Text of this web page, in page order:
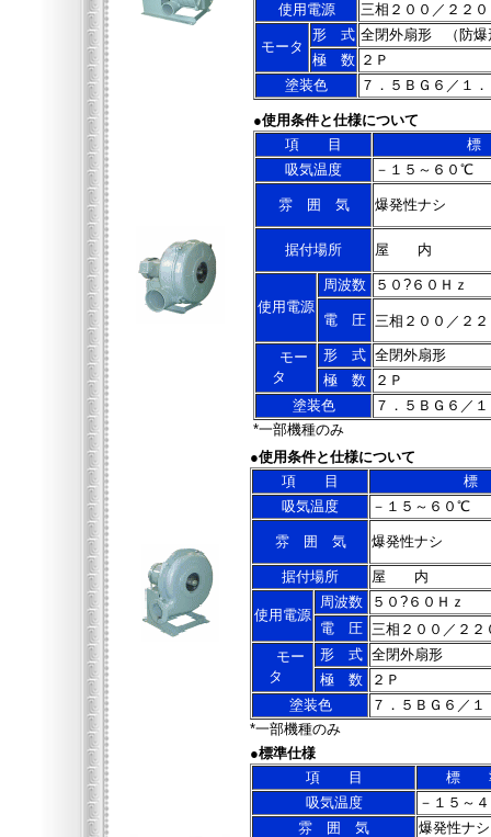
使用電源
三相２００／２２
モータ
形 式 全閉外扇形
（防
極 数 ２Ｐ
塗装色
７．５ＢＧ６／１
●使用条件と仕様について
項 目
吸気温度
－１５～６０℃
雰 囲 気 爆発性ナシ
据付場所 屋 内
使用電源
周波数 ５０?６０Ｈｚ
電 圧 三相２００／２
モー
タ
形 式 全閉外扇形
極 数
２Ｐ
塗装色
７．５ＢＧ６／
*一部機種のみ
●使用条件と仕様について
項 目
吸気温度
－１５～６０℃
雰 囲 気 爆発性ナシ
据付場所 屋 内
使用電源
周波数
５０?６０Ｈｚ
電 圧 三相２００／２２
モー
タ
形 式 全閉外扇形
極 数
２Ｐ
塗装色
７．５ＢＧ６／１
*一部機種のみ
●標準仕様
項 目
標
吸気温度
－１５～
雰 囲 気
爆発性ナシ